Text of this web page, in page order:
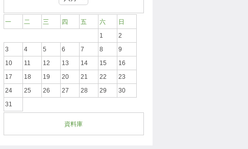
一 二 三 四 五 六
日
1
2
3
4 5 6 7 8
9
10
11 12 13 14 15
16
17
18 19 20 21 22
23
24
25 26 27 28 29
30
31
資料庫